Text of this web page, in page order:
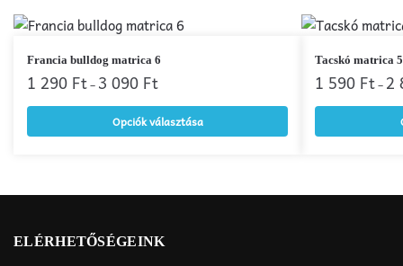
Francia bulldog matrica 6
1 290 Ft– 3 090 Ft
Opciók választása
Ennek
a
terméknek
a
termékoldalon
Tacskó matrica 5
1 590 Ft– 2
Ennek
a
terméknek
ELÉRHETŐSÉGEINK